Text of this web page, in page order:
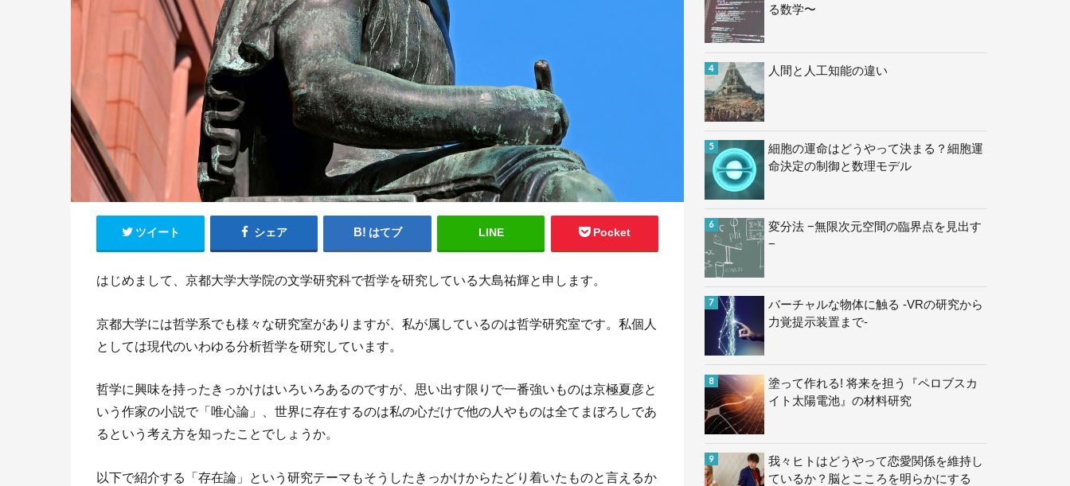
ツイート シェア はてブ LINE Pocket
はじめまして、京都大学大学院の文学研究科で哲学を研究している大島祐輝と申します。
京都大学には哲学系でも様々な研究室がありますが、私が属しているのは哲学研究室です。私個人
としては現代のいわゆる分析哲学を研究しています。
哲学に興味を持ったきっかけはいろいろあるのですが、思い出す限りで一番強いものは京極夏彦と
いう作家の小説で「唯心論」、世界に存在するのは私の心だけで他の人やものは全てまぼろしであ
るという考え方を知ったことでしょうか。
以下で紹介する「存在論」という研究テーマもそうしたきっかけからたどり着いたものと言えるか
る数学〜
人間と人工知能の違い
細胞の運命はどうやって決まる？細胞運
命決定の制御と数理モデル
変分法 −無限次元空間の臨界点を見出す
−
バーチャルな物体に触る -VRの研究から
力覚提示装置まで-
塗って作れる! 将来を担う『ペロブスカ
イト太陽電池』の材料研究
我々ヒトはどうやって恋愛関係を維持し
ているか？脳とこころを明らかにする